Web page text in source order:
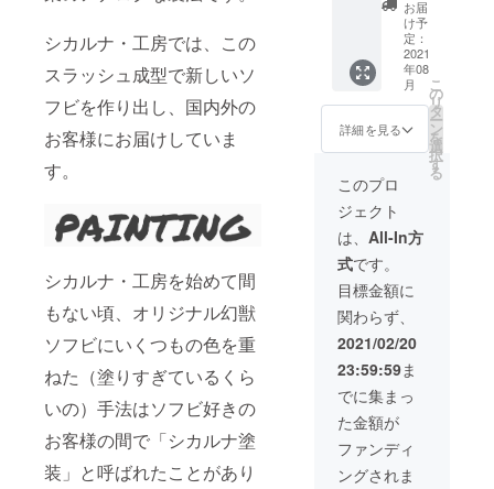
シカルナ・工房では、この
スラッシュ成型で新しいソ
フビを作り出し、国内外の
お客様にお届けしていま
す。
シカルナ・工房を始めて間
もない頃、オリジナル幻獣
ソフビにいくつもの色を重
ねた（塗りすぎているくら
いの）手法はソフビ好きの
お客様の間で「シカルナ塗
装」と呼ばれたことがあり
名前を
御記入
下さ
い。 ・
お礼の
手紙
※塗装な
し ・博
物館10
年間パ
ス2枚
( 有効期
限は博
物館
ンから
10年間
となり
ます) ・
ソフビ
神社へ
の大芳
名 ※支
援時に
必ず備
考欄に
ご希望
のお名
前を御
記入下
さい。
・お礼
の手紙
お届
け予
定：
2021
年08
月
詳細を見る
こ
の
リ
タ
ー
ン
を
選
択
す
る
このプロ
ジェクト
は、 All-In方
式です。
目標金額に
関わらず、
2021/02/20
23:59:59ま
でに集まっ
た金額が
ファンディ
ングされま